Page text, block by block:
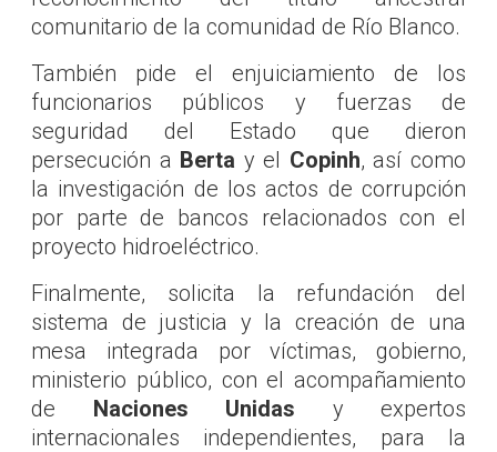
comunitario de la comunidad de Río Blanco.
También pide el enjuiciamiento de los
funcionarios públicos y fuerzas de
seguridad del Estado que dieron
persecución a Berta y el Copinh, así como
la investigación de los actos de corrupción
por parte de bancos relacionados con el
proyecto hidroeléctrico.
Finalmente, solicita la refundación del
sistema de justicia y la creación de una
mesa integrada por víctimas, gobierno,
ministerio público, con el acompañamiento
de Naciones Unidas y expertos
internacionales independientes, para la